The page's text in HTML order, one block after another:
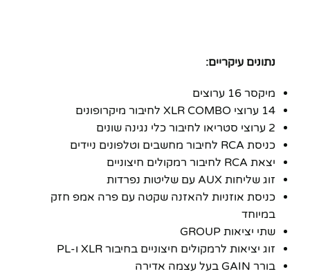
נתונים עיקריים:
מיקסר 16 ערוצים
14 ערוצי XLR COMBO לחיבור מיקרופונים
2 ערוצי סטריאו לחיבור כלי נגינה שונים
כניסת RCA לחיבור מחשבים וטלפונים ניידים
יצאת RCA לחיבור רמקולים חיצוניים
זוג שליחות AUX עם שליטות נפרדות
כניסת אוזניות להאזנה שקטה עם פרה אמפ חזק
במיוחד
שתי יציאות GROUP
זוג יציאות לרמקולים חיצוניים בחיבור XLR ו-PL
בורר GAIN בעל עצמה אדירה